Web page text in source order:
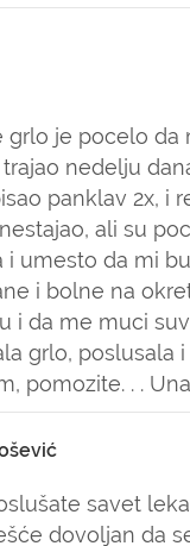
je pocelo da
nedelju
panklav 2x, i
ali su
i umesto da mi
i bolne na
i da me muci
grlo, poslusala
pomozite. . .
savet
dovoljan da